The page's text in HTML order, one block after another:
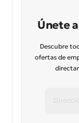
Únete
Descubre
ofertas de